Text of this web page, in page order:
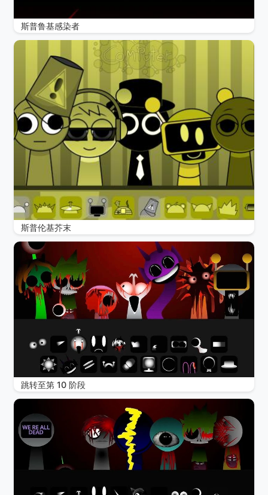
斯普鲁基感染者
斯普伦基芥末
跳转至第 10 阶段